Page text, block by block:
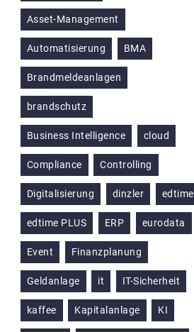
Asset-Management
Automatisierung BMA
Brandmeldeanlagen
brandschutz
Business Intelligence cloud
Compliance Controlling
Digitalisierung dinzler edtime
edtime PLUS ERP eurodata
Event Finanzplanung
Geldanlage it IT-Sicherheit
kaffee Kapitalanlage KI